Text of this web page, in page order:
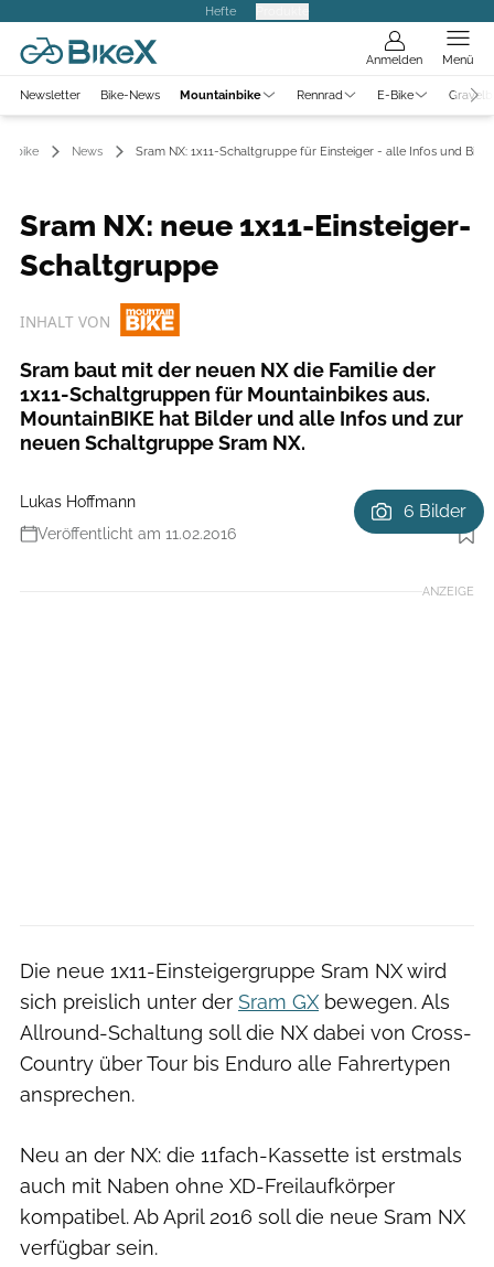
Hefte
Anmelden Menü
Newsletter Bike-News Mountainbike Rennrad E-Bike
News Sram NX: 1x11-Schaltgruppe für Einsteiger - alle Infos und
Sram NX: neue 1x11-Einsteiger-
Schaltgruppe
INHALT VON
Sram baut mit der neuen NX die Familie der
1x11-Schaltgruppen für Mountainbikes aus.
MountainBIKE hat Bilder und alle Infos und zur
neuen Schaltgruppe Sram NX.
Lukas Hoffmann
Veröffentlicht am 11.02.2016
Foto: Sram / Ross Measures
6 Bilder
ANZEIGE
Die neue 1x11-Einsteigergruppe Sram NX wird
sich preislich unter der Sram GX bewegen. Als
Allround-Schaltung soll die NX dabei von Cross-
Country über Tour bis Enduro alle Fahrertypen
ansprechen.
Neu an der NX: die 11fach-Kassette ist erstmals
auch mit Naben ohne XD-Freilaufkörper
kompatibel. Ab April 2016 soll die neue Sram NX
verfügbar sein.